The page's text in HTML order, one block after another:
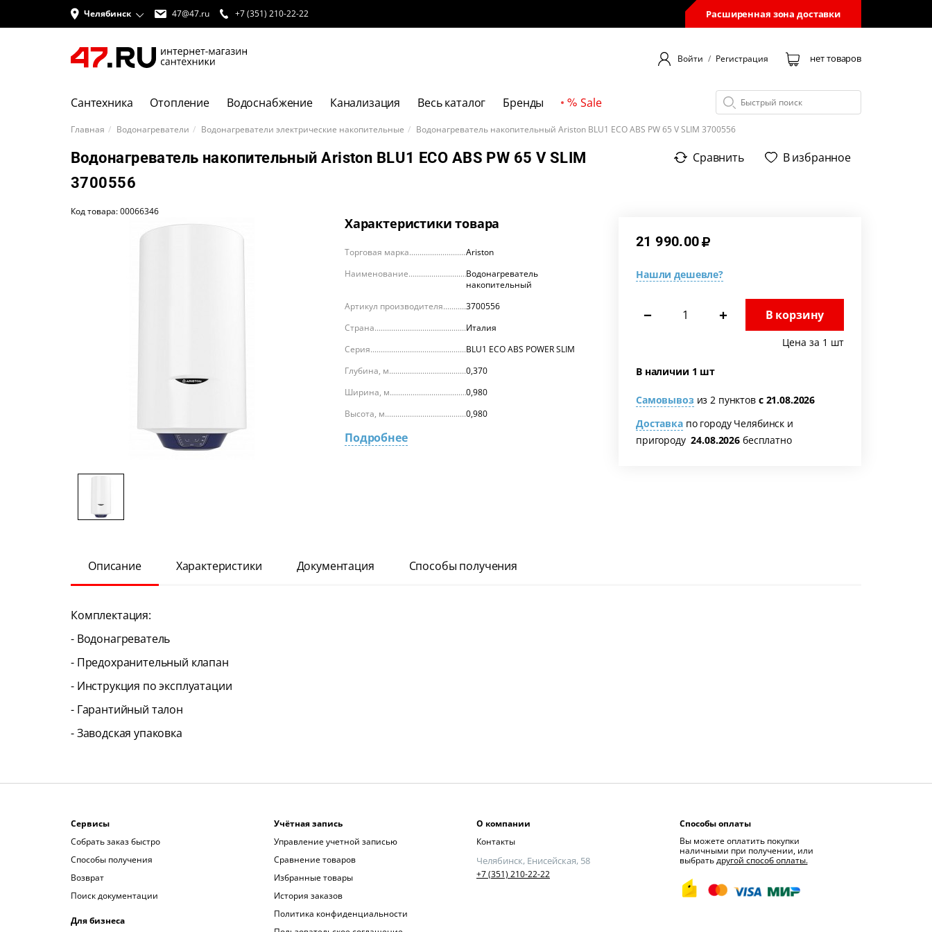
Челябинск 47@47.ru +7 (351) 210-22-22 Расширенная зона доставки
Войти / Регистрация нет товаров
Сантехника Отопление Водоснабжение Канализация Весь каталог Бренды Sale
Главная Водонагреватели Водонагреватели электрические накопительные Водонагреватель накопительный Ariston BLU1 ECO ABS PW 65 V SLIM 3700556
Водонагреватель накопительный Ariston BLU1 ECO ABS PW 65 V SLIM
3700556
Сравнить В избранное
Код товара: 00066346
Характеристики товара
Торговая марка
Ariston
Наименование
Водонагреватель
накопительный
Артикул производителя
3700556
Страна
Италия
Серия
BLU1 ECO ABS POWER SLIM
Глубина, м
0,370
Ширина, м
0,980
Высота, м
0,980
Подробнее
21 990.00
Нашли дешевле?
− + В корзину
Цена за 1 шт
В наличии 1 шт
Самовывоз из 2 пунктов с 21.08.2026
Доставкапо городу Челябинск и
пригороду 24.08.2026 бесплатно
Описание Характеристики Документация Способы получения
Комплектация:
- Водонагреватель
- Предохранительный клапан
- Инструкция по эксплуатации
- Гарантийный талон
- Заводская упаковка
Сервисы
Собрать заказ быстро
Способы получения
Возврат
Поиск документации
Для бизнеса
Учётная запись
Управление учетной записью
Сравнение товаров
Избранные товары
История заказов
Политика конфиденциальности
О компании
Контакты
Челябинск, Енисейская, 58
+7 (351) 210-22-22
Способы оплаты
Вы можете оплатить покупки
наличными при получении, или
выбратьдругой способ оплаты.